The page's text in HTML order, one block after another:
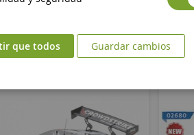
que todos Guardar cambios